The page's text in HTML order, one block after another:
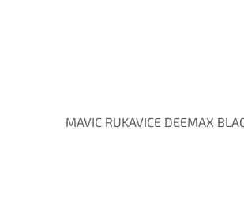
MAVIC RUKAVICE DEEMAX